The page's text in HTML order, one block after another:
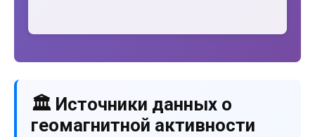
🏛️ Источники данных о
геомагнитной активности